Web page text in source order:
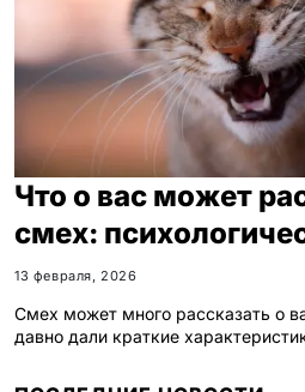
Что о вас может
смех:
13 февраля, 2026
Смех может много рассказать о
давно дали краткие